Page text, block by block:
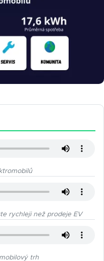
rychleji než prodeje EV
trh